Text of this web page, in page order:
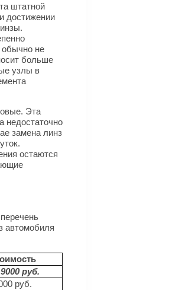
штатной
достижении
обычно не
больше
узлы в
Эта
недостаточно
замена линз
остаются
автомобиля
руб.
руб.